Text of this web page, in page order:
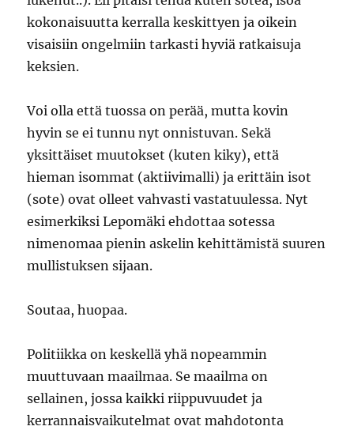
kokonaisuutta kerralla keskittyen ja oikein
visaisiin ongelmiin tarkasti hyviä ratkaisuja
keksien.
Voi olla että tuossa on perää, mutta kovin
hyvin se ei tunnu nyt onnistuvan. Sekä
yksittäiset muutokset (kuten kiky), että
hieman isommat (aktiivimalli) ja erittäin isot
(sote) ovat olleet vahvasti vastatuulessa. Nyt
esimerkiksi Lepomäki ehdottaa sotessa
nimenomaa pienin askelin kehittämistä suuren
mullistuksen sijaan.
Soutaa, huopaa.
Politiikka on keskellä yhä nopeammin
muuttuvaan maailmaa. Se maailma on
sellainen, jossa kaikki riippuvuudet ja
kerrannaisvaikutelmat ovat mahdotonta